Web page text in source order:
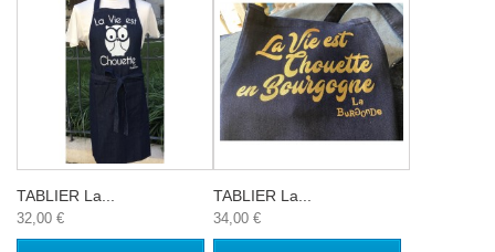
TABLIER La...
32,00 €
TABLIER La...
34,00 €